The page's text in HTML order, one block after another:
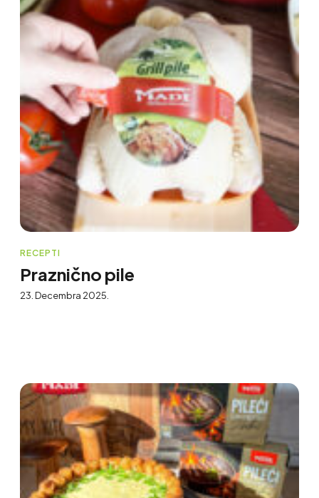
RECEPTI
Praznično pile
23. Decembra 2025.